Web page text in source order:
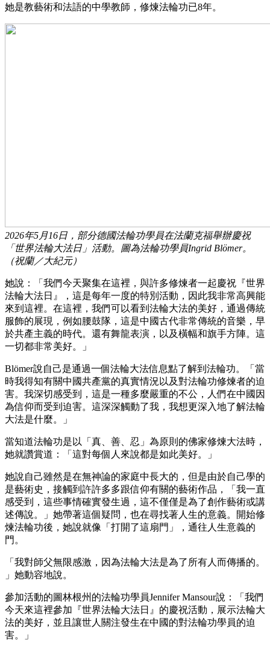
她是教藝術和法語的中學教師，修煉法輪功已8年。
2026年5月16日，部分德國法輪功學員在法蘭克福舉辦慶祝
「世界法輪大法日」活動。圖為法輪功學員Ingrid Blömer。
（祝蘭／大紀元）
她說：「我們今天聚集在這裡，與許多修煉者一起慶祝『世界
法輪大法日』，這是每年一度的特別活動，因此我非常高興能
來到這裡。在這裡，我們可以看到法輪大法的美好，通過傳統
服飾的展現，例如腰鼓隊，這是中國古代非常傳統的音樂，早
於共產主義的時代。還有舞龍表演，以及橫幅和旗手方陣。這
一切都非常美好。」
Blömer說自己是通過一個法輪大法信息點了解到法輪功。「當
時我得知有關中國共產黨的真實情況以及對法輪功修煉者的迫
害。我深切感受到，這是一種多麼嚴重的不公，人們在中國因
為信仰而受到迫害。這深深觸動了我，我想更深入地了解法輪
大法是什麼。」
當知道法輪功是以「真、善、忍」為原則的佛家修煉大法時，
她就讚賞道：「這對每個人來說都是如此美好。」
她說自己雖然是在無神論的家庭中長大的，但是由於自己學的
是藝術史，接觸到許許多多跟信仰有關的藝術作品，「我一直
感受到，這些事情確實發生過，這不僅僅是為了創作藝術或講
述傳說。」她帶著這個疑問，也在尋找著人生的意義。開始修
煉法輪功後，她說就像「打開了這扇門」，通往人生意義的
門。
「我對師父無限感激，因為法輪大法是為了所有人而傳播的。
」她動容地說。
參加活動的圖林根州的法輪功學員Jennifer Mansour說：「我們
今天來這裡參加『世界法輪大法日』的慶祝活動，展示法輪大
法的美好，並且讓世人關注發生在中國的對法輪功學員的迫
害。」